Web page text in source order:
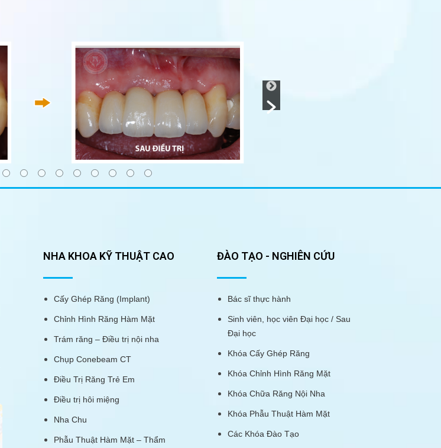
NHA KHOA KỸ THUẬT CAO
Cấy Ghép Răng (Implant)
Chỉnh Hình Răng Hàm Mặt
Trám răng – Điều trị nội nha
Chụp Conebeam CT
Điều Trị Răng Trẻ Em
Điều trị hôi miệng
Nha Chu
Phẫu Thuật Hàm Mặt – Thẩm
ĐÀO TẠO - NGHIÊN CỨU
Bác sĩ thực hành
Sinh viên, học viên Đại học / Sau
Đại học
Khóa Cấy Ghép Răng
Khóa Chỉnh Hình Răng Mặt
Khóa Chữa Răng Nội Nha
Khóa Phẫu Thuật Hàm Mặt
Các Khóa Đào Tạo